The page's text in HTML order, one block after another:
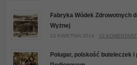
Fabryka Wódek Zdrowotnych
Wyżnej
23 KWIETNIA 2014 · 10
Polugar, polskość buteleczek